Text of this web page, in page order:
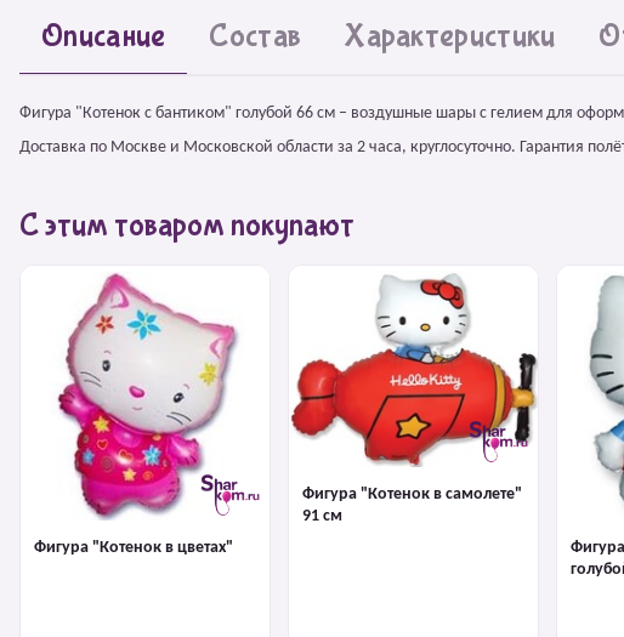
Описание Состав Характеристики
Фигура "Котенок с бантиком" голубой 66 см – воздушные шары с гелием для
Доставка по Москве и Московской области за 2 часа, круглосуточно. Гарантия
С этим товаром покупают
Фигура "Котенок в цветах"
Фигура "Котенок в самолете"
91 см